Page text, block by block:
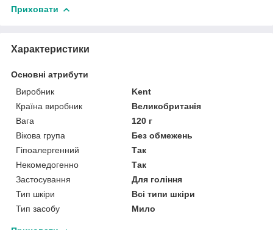
Приховати
Характеристики
Основні атрибути
Виробник
Kent
Країна виробник
Великобританія
Вага
120 г
Вікова група
Без обмежень
Гіпоалергенний
Так
Некомедогенно
Так
Застосування
Для гоління
Тип шкіри
Всі типи шкіри
Тип засобу
Мило